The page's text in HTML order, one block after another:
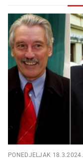
PONEDJELJAK 18.3.2024.